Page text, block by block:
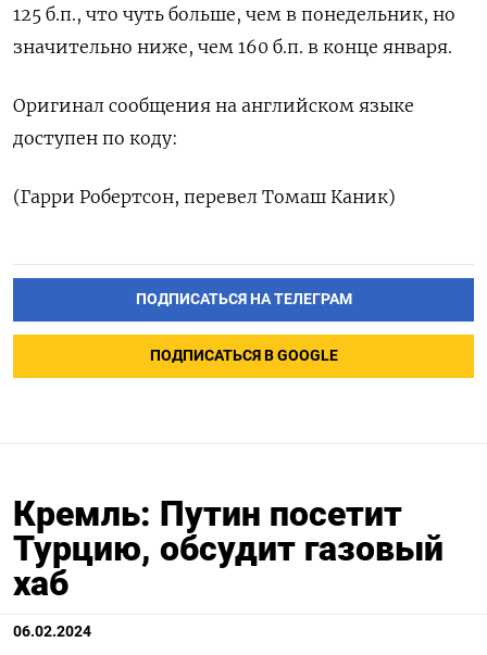
125 б.п., что чуть больше, чем в понедельник, но
значительно ниже, чем 160 б.п. в конце января.
Оригинал сообщения на английском языке
доступен по коду:
(Гарри Робертсон, перевел Томаш Каник)
ПОДПИСАТЬСЯ НА ТЕЛЕГРАМ
ПОДПИСАТЬСЯ В GOOGLE
Кремль: Путин посетит
Турцию, обсудит газовый
хаб
06.02.2024